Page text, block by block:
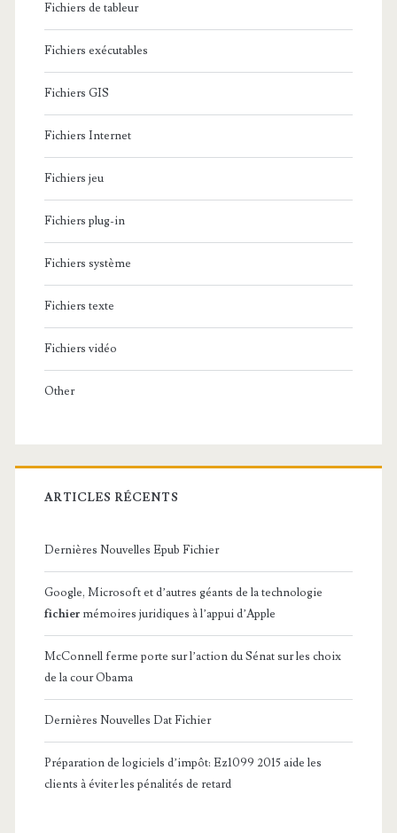
Fichiers de tableur
Fichiers exécutables
Fichiers GIS
Fichiers Internet
Fichiers jeu
Fichiers plug-in
Fichiers système
Fichiers texte
Fichiers vidéo
Other
ARTICLES RÉCENTS
Dernières Nouvelles Epub Fichier
Google, Microsoft et d’autres géants de la technologie
fichier mémoires juridiques à l’appui d’Apple
McConnell ferme porte sur l’action du Sénat sur les choix
de la cour Obama
Dernières Nouvelles Dat Fichier
Préparation de logiciels d’impôt: Ez1099 2015 aide les
clients à éviter les pénalités de retard